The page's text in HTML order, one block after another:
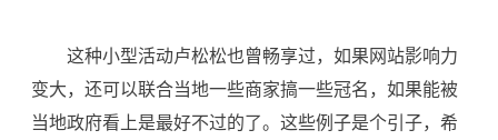
这种小型活动卢松松也曾畅享过，如果网站影响力
变大，还可以联合当地一些商家搞一些冠名，如果能被
当地政府看上是最好不过的了。这些例子是个引子，希